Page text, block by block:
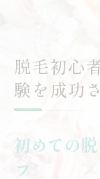
脱毛初心
験を成功
初めての
プ